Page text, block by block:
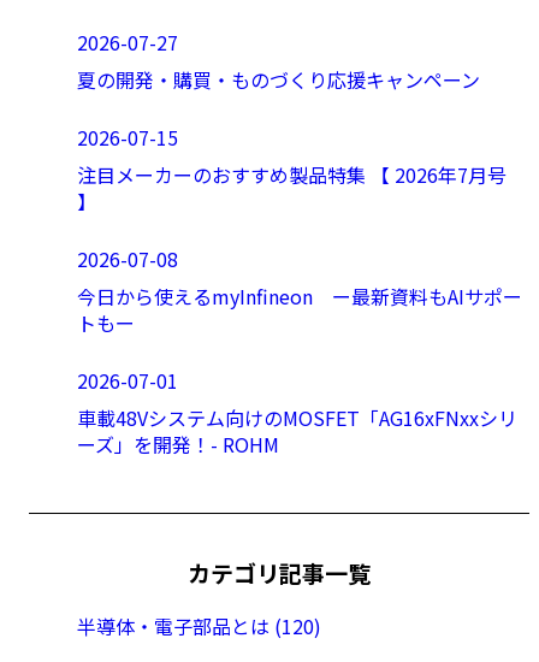
2026-07-27
夏の開発・購買・ものづくり応援キャンペーン
2026-07-15
注目メーカーのおすすめ製品特集 【 2026年7月号
】
2026-07-08
今日から使えるmyInfineon ー最新資料もAIサポー
トもー
2026-07-01
車載48Vシステム向けのMOSFET「AG16xFNxxシリ
ーズ」を開発！- ROHM
カテゴリ記事一覧
半導体・電子部品とは (120)